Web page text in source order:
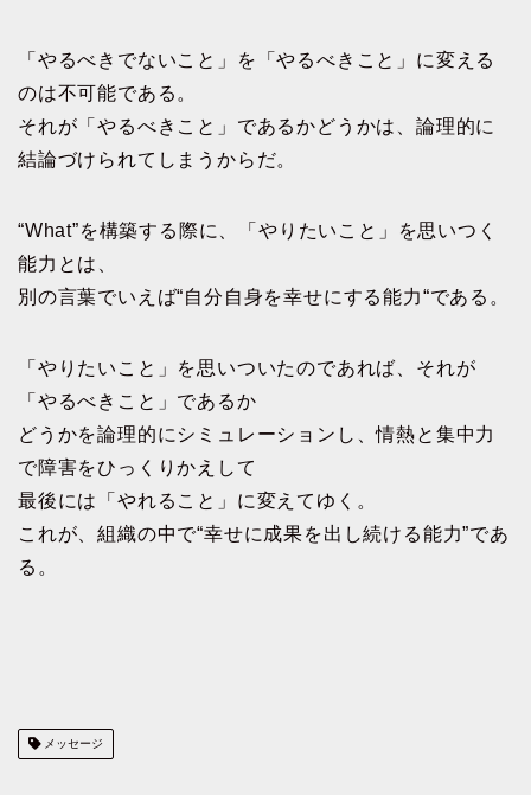
「やるべきでないこと」を「やるべきこと」に変える
のは不可能である。
それが「やるべきこと」であるかどうかは、論理的に
結論づけられてしまうからだ。
“What”を構築する際に、「やりたいこと」を思いつく
能力とは、
別の言葉でいえば“自分自身を幸せにする能力“である。
「やりたいこと」を思いついたのであれば、それが
「やるべきこと」であるか
どうかを論理的にシミュレーションし、情熱と集中力
で障害をひっくりかえして
最後には「やれること」に変えてゆく。
これが、組織の中で“幸せに成果を出し続ける能力”であ
る。
メッセージ